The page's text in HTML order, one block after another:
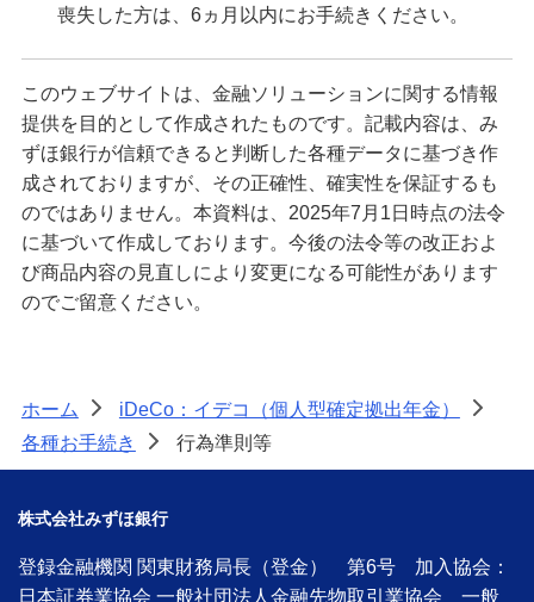
喪失した方は、6ヵ月以内にお手続きください。
このウェブサイトは、金融ソリューションに関する情報
提供を目的として作成されたものです。記載内容は、み
ずほ銀行が信頼できると判断した各種データに基づき作
成されておりますが、その正確性、確実性を保証するも
のではありません。本資料は、2025年7月1日時点の法令
に基づいて作成しております。今後の法令等の改正およ
び商品内容の見直しにより変更になる可能性があります
のでご留意ください。
ホーム > iDeCo：イデコ（個人型確定拠出年金）
>
各種お手続き
> 行為準則等
株式会社みずほ銀行
登録金融機関 関東財務局長（登金） 第6号 加入協会：
日本証券業協会 一般社団法人金融先物取引業協会 一般